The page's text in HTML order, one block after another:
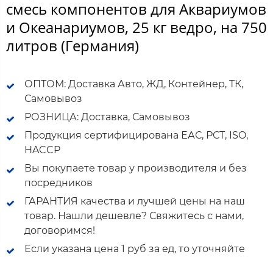
смесь компонентов для Аквариумов
и Океанариумов, 25 кг ведро, на 750
литров (Германия)
ОПТОМ: Доставка Авто, ЖД, Контейнер, ТК,
Самовывоз
РОЗНИЦА: Доставка, Самовывоз
Продукция сертифицирована ЕАС, РСТ, ISO,
HACCP
Вы покупаете товар у производителя и без
посредников
ГАРАНТИЯ качества и лучшей цены на наш
товар. Нашли дешевле? Свяжитесь с нами,
договоримся!
Если указана цена 1 руб за ед, то уточняйте